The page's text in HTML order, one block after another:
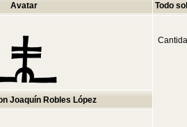
Avatar Todo
Joaquín Robles López